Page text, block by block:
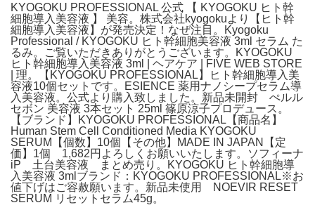
KYOGOKU PROFESSIONAL 公式 【 KYOGOKU ヒト幹
細胞導入美容液 】 美容。株式会社kyogokuより【ヒト幹
細胞導入美容液】が発売決定！なぜ注目。Kyogoku
Professional / KYOGOKU ヒト幹細胞美容液 3ml セラム た
るみ。ご覧いただきありがとうございます。KYOGOKU
ヒト幹細胞導入美容液 3ml | ヘアケア | FIVE WEB STORE
| 理。【KYOGOKU PROFESSIONAL】ヒト幹細胞導入美
容液10個セットです。ESIENCE 薬用ナノシープセラム導
入美容液。公式より購入致しました。新品未開封 ぺルル
セボン 美容液 3本セット 25ml 篠原涼子プロデュース。
【ブランド】KYOGOKU PROFESSIONAL【商品名】
Human Stem Cell Conditioned Media KYOGOKU
SERUM【個数】10個【その他】MADE IN JAPAN【定
価】1個 1,682円よろしくお願いいたします。ソフィーナ
iP 土台美容液 まとめ売り。KYOGOKU ヒト幹細胞導
入美容液 3mlブランド：KYOGOKU PROFESSIONAL※お
値下げはご容赦願います。新品未使用 NOEVIR RESET
SERUM リセットセラム45g。